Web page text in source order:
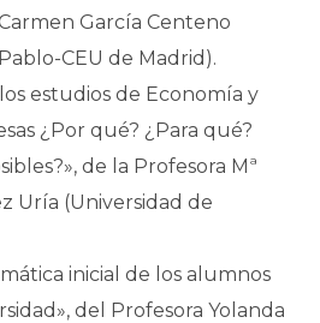
García Centeno
CEU de Madrid).
estudios de Economía y
¿Por qué? ¿Para qué?
de la Profesora Mª
Uría (Universidad de
inicial de los alumnos
del Profesora Yolanda